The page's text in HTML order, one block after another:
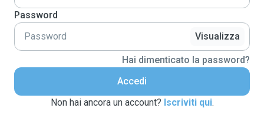
Password
Visualizza
Hai dimenticato la password?
Accedi
Non hai ancora un account? Iscriviti qui.